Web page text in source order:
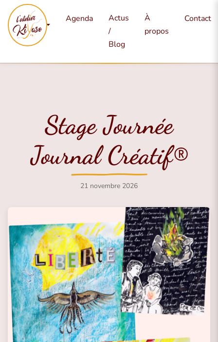
Mes
services
Agenda
Actus
/
Blog
À
propos
Contact
Stage Journée
Journal Créatif®
21 novembre 2026